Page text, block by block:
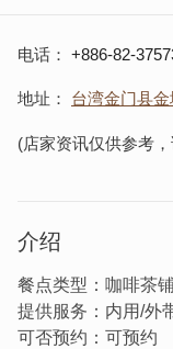
电话 +886-82-
地址 台湾金门县
(店家资讯仅供参考
介绍
餐点类型：咖啡茶
提供服务：内用/外
可否预约：可预约